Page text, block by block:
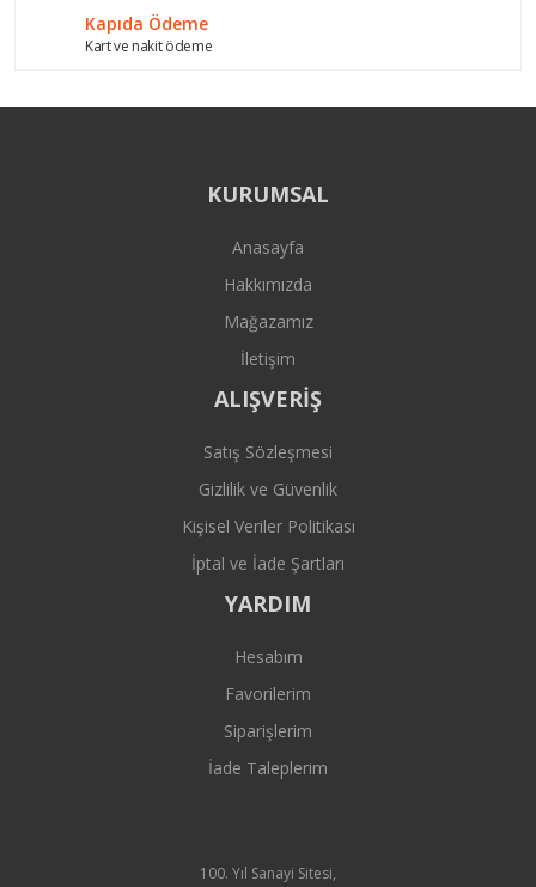
Kapıda Ödeme
Kart ve nakit ödeme
KURUMSAL
Anasayfa
Hakkımızda
Mağazamız
İletişim
ALIŞVERİŞ
Satış Sözleşmesi
Gizlilik ve Güvenlik
Kişisel Veriler Politikası
İptal ve İade Şartları
YARDIM
Hesabım
Favorilerim
Siparişlerim
İade Taleplerim
100. Yıl Sanayi Sitesi,